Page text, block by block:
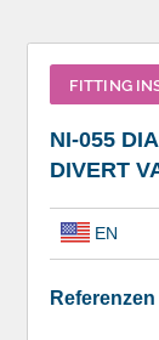
FITTING
NI-055
DIVERT
EN